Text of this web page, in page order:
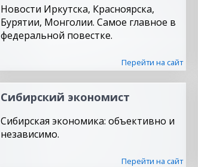
Новости Иркутска, Красноярска,
Бурятии, Монголии. Самое главное в
федеральной повестке.
Перейти на сайт
Сибирский экономист
Сибирская экономика: объективно и
независимо.
Перейти на сайт